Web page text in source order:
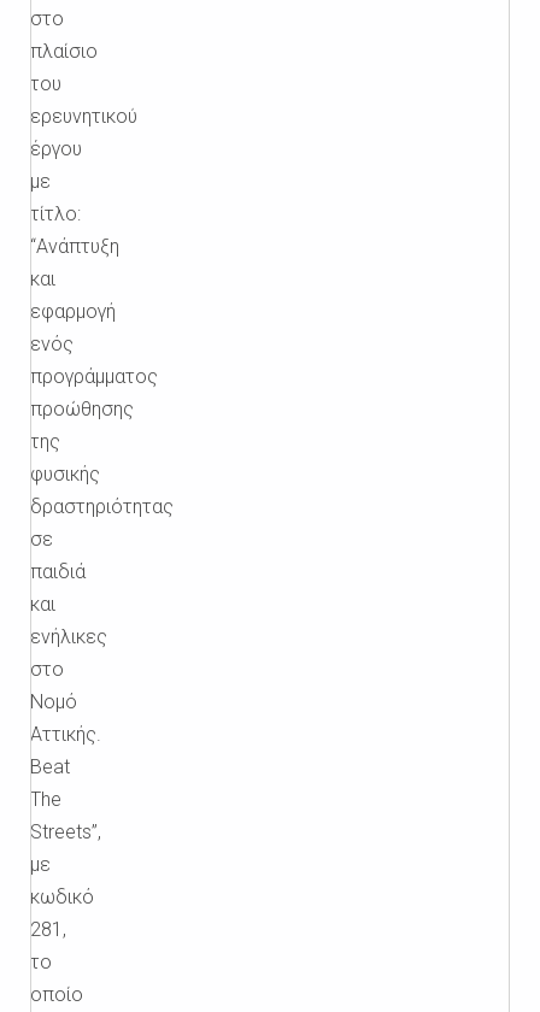
στο
πλαίσιο
του
ερευνητικού
έργου
με
τίτλο:
“Ανάπτυξη
και
εφαρμογή
ενός
προγράμματος
προώθησης
της
φυσικής
δραστηριότητας
σε
παιδιά
και
ενήλικες
στο
Νομό
Αττικής.
Beat
The
Streets”,
με
κωδικό
281,
το
οποίο